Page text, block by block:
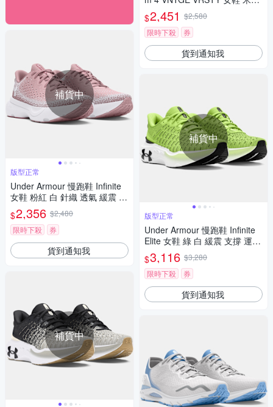
補貨中
版型正常
Under Armour 慢跑鞋 Infinite
女鞋 粉紅 白 針織 透氣 緩震 運
動鞋 UA 3027524600
$2,356 $2,480
限時下殺
券
貨到通知我
補貨中
紅 針織 緩震 運動鞋 UA 30278
84100
$2,451 $2,580
限時下殺
券
貨到通知我
補貨中
版型正常
Under Armour 慢跑鞋 Infinite
Elite 女鞋 綠 白 緩震 支撐 運動
鞋 UA 3027199301
$3,116 $3,280
限時下殺
券
貨到通知我